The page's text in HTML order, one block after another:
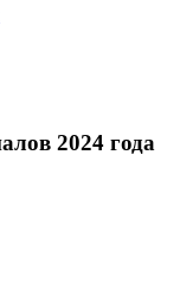
2024 года